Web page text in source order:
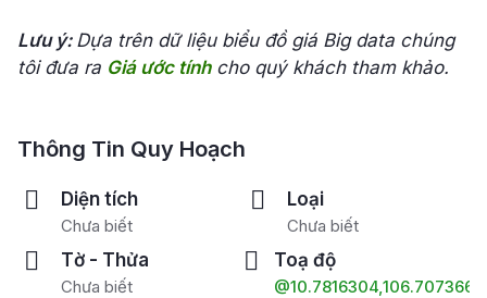
Lưu ý: Dựa trên dữ liệu biểu đồ giá Big data chúng
tôi đưa ra Giá ước tínhcho quý khách tham khảo.
Thông Tin Quy Hoạch
Diện tích
Chưa biết
Loại
Chưa biết
Tờ - Thửa
Chưa biết
Toạ độ
@10.7816304,106.7073661